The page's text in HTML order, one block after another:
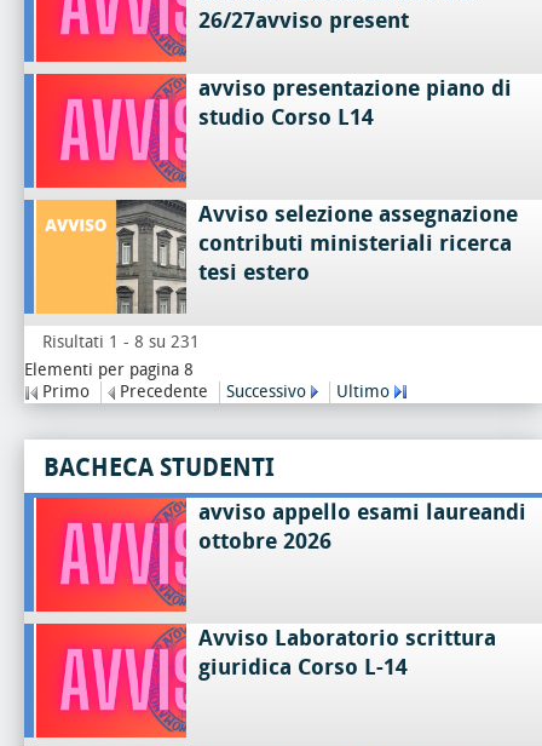
26/27avviso present
avviso presentazione piano di
studio Corso L14
Avviso selezione assegnazione
contributi ministeriali ricerca
tesi estero
Risultati 1 - 8 su 231
Elementi per pagina 8
Primo
Precedente Successivo Ultimo
BACHECA STUDENTI
avviso appello esami laureandi
ottobre 2026
Avviso Laboratorio scrittura
giuridica Corso L-14